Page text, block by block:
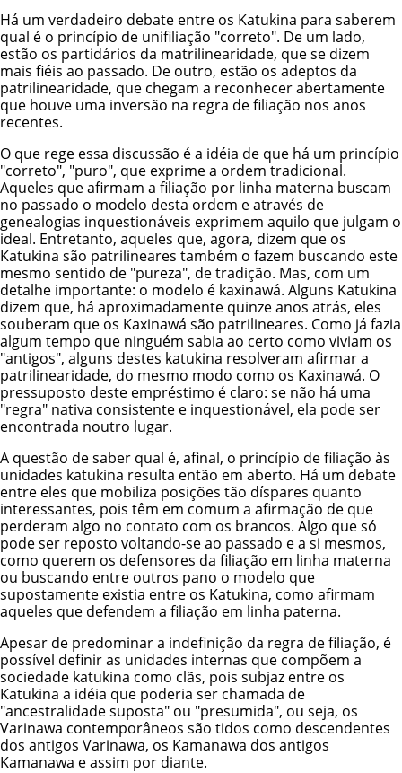
Há um verdadeiro debate entre os Katukina para saberem
qual é o princípio de unifiliação "correto". De um lado,
estão os partidários da matrilinearidade, que se dizem
mais fiéis ao passado. De outro, estão os adeptos da
patrilinearidade, que chegam a reconhecer abertamente
que houve uma inversão na regra de filiação nos anos
recentes.
O que rege essa discussão é a idéia de que há um princípio
"correto", "puro", que exprime a ordem tradicional.
Aqueles que afirmam a filiação por linha materna buscam
no passado o modelo desta ordem e através de
genealogias inquestionáveis exprimem aquilo que julgam o
ideal. Entretanto, aqueles que, agora, dizem que os
Katukina são patrilineares também o fazem buscando este
mesmo sentido de "pureza", de tradição. Mas, com um
detalhe importante: o modelo é kaxinawá. Alguns Katukina
dizem que, há aproximadamente quinze anos atrás, eles
souberam que os Kaxinawá são patrilineares. Como já fazia
algum tempo que ninguém sabia ao certo como viviam os
"antigos", alguns destes katukina resolveram afirmar a
patrilinearidade, do mesmo modo como os Kaxinawá. O
pressuposto deste empréstimo é claro: se não há uma
"regra" nativa consistente e inquestionável, ela pode ser
encontrada noutro lugar.
A questão de saber qual é, afinal, o princípio de filiação às
unidades katukina resulta então em aberto. Há um debate
entre eles que mobiliza posições tão díspares quanto
interessantes, pois têm em comum a afirmação de que
perderam algo no contato com os brancos. Algo que só
pode ser reposto voltando-se ao passado e a si mesmos,
como querem os defensores da filiação em linha materna
ou buscando entre outros pano o modelo que
supostamente existia entre os Katukina, como afirmam
aqueles que defendem a filiação em linha paterna.
Apesar de predominar a indefinição da regra de filiação, é
possível definir as unidades internas que compõem a
sociedade katukina como clãs, pois subjaz entre os
Katukina a idéia que poderia ser chamada de
"ancestralidade suposta" ou "presumida", ou seja, os
Varinawa contemporâneos são tidos como descendentes
dos antigos Varinawa, os Kamanawa dos antigos
Kamanawa e assim por diante.